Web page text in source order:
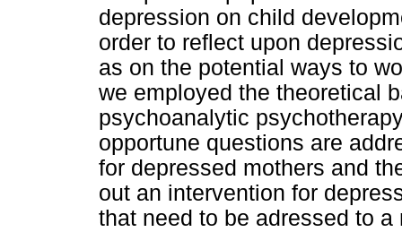
depression on child
order to reflect upon
as on the potential ways to
we employed the theoretical
psychoanalytic
opportune questions are
for depressed mothers and
out an intervention for
that need to be adressed to